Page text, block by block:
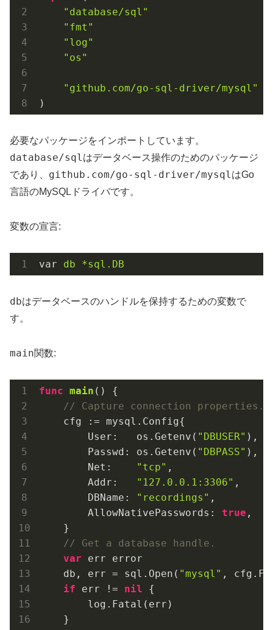
"database/sql"
"fmt"
"log"
"os"
"github.com/go-sql-driver/mysql"
)
必要なパッケージをインポートしています。
database/sqlはデータベース操作のためのパッケージ
であり、 github.com/go-sql-driver/mysqlはGo
言語のMySQLドライバです。
変数の宣言:
var db *sql.DB
dbはデータベースのハンドルを保持するための変数で
す。
main関数:
func main ()
{
// Capture connection properties.
    cfg := mysql.Config{
        User:   os.Getenv(
"DBUSER" ),
        Passwd: os.Getenv(
"DBPASS" ),
        Net:
"tcp" ,
        Addr:
"127.0.0.1:3306" ,
        DBName:
"recordings" ,
        AllowNativePasswords:
true ,
    }
// Get a database handle.
var err error
    db, err = sql.Open(
"mysql" ,
if err != nil {
        log.Fatal(err)
    }